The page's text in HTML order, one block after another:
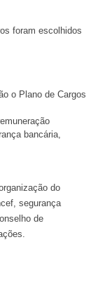
foram escolhidos
o Plano de Cargos
bancária,
do
segurança
de